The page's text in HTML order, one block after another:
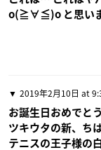
o(≧∀≦)o と思いま
2019年2月10日 at
お誕生日おめでと
ツキウタの新、ち
テニスの王子様の